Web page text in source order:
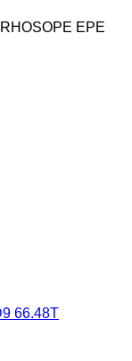
EPE
66.48T